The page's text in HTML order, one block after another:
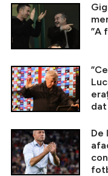
”A
De